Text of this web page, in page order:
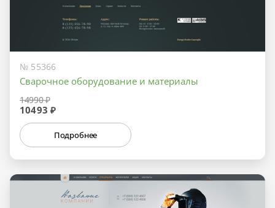
№ 55366
Сварочное оборудование и материалы
14990 ₽
10493 ₽
Подробнее